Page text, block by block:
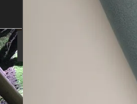
FAN VOICE
現代のサムライたち